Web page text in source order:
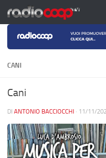
Salta al contenuto
CANI
Cani
DI ANTONIO BACCIOCCHI · 11/11/